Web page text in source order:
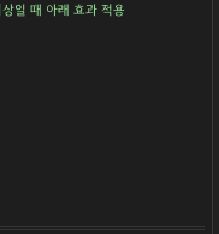
일 때 아래 효과 적용